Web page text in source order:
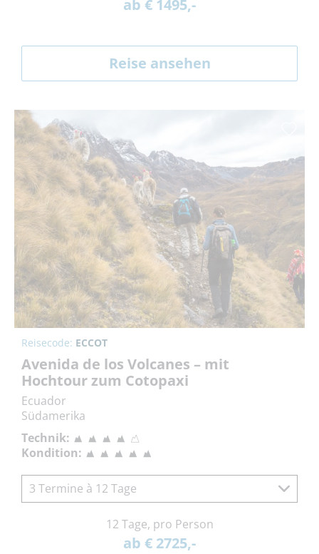
ab € 1495,-
Reise ansehen
Reisecode: ECCOT
Avenida de los Volcanes – mit
Hochtour zum Cotopaxi
Ecuador
Südamerika
Technik:
Kondition:
3 Termine à 12 Tage
12 Tage, pro Person
ab € 2725,-